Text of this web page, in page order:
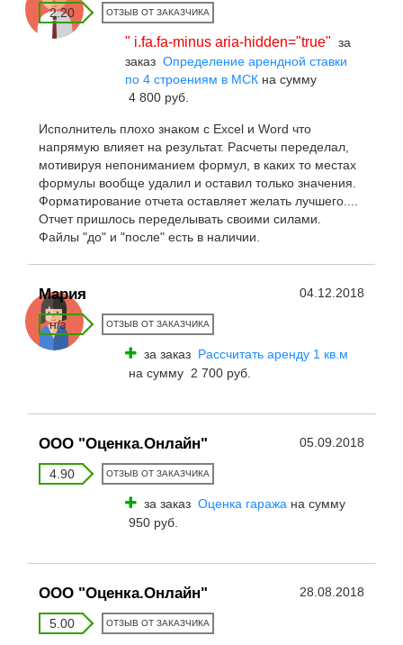
2.20 ОТЗЫВ ОТ ЗАКАЗЧИКА
" i.fa.fa-minus aria-hidden="true" за
заказ Определение арендной ставки
по 4 строениям в МСК на сумму
4 800 руб.
Исполнитель плохо знаком с Excel и Word что
напрямую влияет на результат. Расчеты переделал,
мотивируя непониманием формул, в каких то местах
формулы вообще удалил и оставил только значения.
Форматирование отчета оставляет желать лучшего....
Отчет пришлось переделывать своими силами.
Файлы "до" и "после" есть в наличии.
Мария 04.12.2018
н/з ОТЗЫВ ОТ ЗАКАЗЧИКА
за заказ Рассчитать аренду 1 кв.м
на сумму 2 700 руб.
ООО "Оценка.Онлайн" 05.09.2018
4.90 ОТЗЫВ ОТ ЗАКАЗЧИКА
за заказ Оценка гаража на сумму
950 руб.
ООО "Оценка.Онлайн" 28.08.2018
5.00 ОТЗЫВ ОТ ЗАКАЗЧИКА